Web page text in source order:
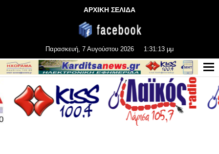
ΑΡΧΙΚΗ ΣΕΛΙΔΑ
Παρασκευή, 7 Αυγούστου 2026 1:31:13 μμ